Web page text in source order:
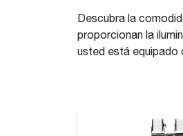
Descubra la
proporcionan la
usted está equipado